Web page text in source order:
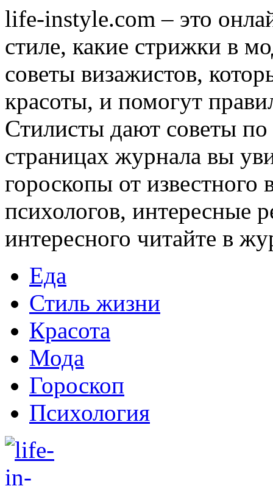
life-instyle.com – это
стиле, какие стрижки в
советы визажистов,
красоты, и помогут
Стилисты дают советы
страницах журнала вы
гороскопы от известного
психологов, интересные
интересного читайте в
Еда
Стиль жизни
Красота
Мода
Гороскоп
Психология